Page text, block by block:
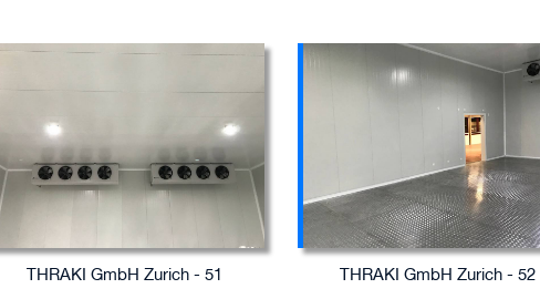
THRAKI GmbH Zurich - 51 THRAKI GmbH Zurich - 52